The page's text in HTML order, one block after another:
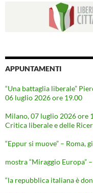
APPUNTAMENTI
“Una battaglia liberale”
06 luglio 2026 ore 19.00
Milano, 07 luglio 2026 ore
Critica liberale e delle
“Eppur si muove” – Roma,
mostra “Miraggio Europa”
“la repubblica italiana è